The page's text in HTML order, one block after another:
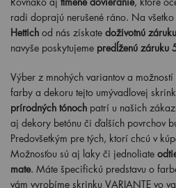
radi doprajú nerušené ráno. Na
Hettich od nás získate doživotnú záruku
navyše poskytujeme predĺženú záruku
Výber z mnohých variantov a
farby a dekoru tejto umývadlovej
prírodných tónoch patrí u našich
aj dekory betónu či ďalších povrchov
Predovšetkým pre tých, ktorí chcú v
Možnosťou sú aj laky či jednoliate
mate. Máte špecifickú predstavu o
vám vyrobíme skrinku VARIANTE vo